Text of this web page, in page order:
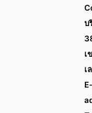
บ
เ
เ